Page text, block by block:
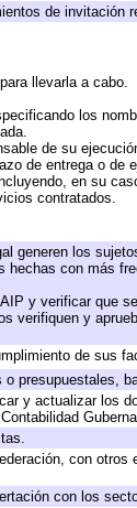
de invitación
llevarla a cabo.
los
de su
de entrega o de
en su
contratados.
generen los
hechas con más
y verificar que
verifiquen y
de sus
presupuestales,
y actualizar los
con
con los